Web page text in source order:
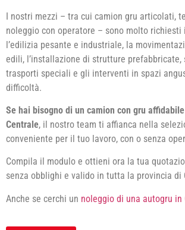
I nostri mezzi – tra cui camion gru articolati,
noleggio con operatore – sono molto richiesti
l’edilizia pesante e industriale, la
edili, l’installazione di strutture prefabbricate,
trasporti speciali e gli interventi in spazi
difficoltà.
Se hai bisogno di un camion con gru
Centrale, il nostro team ti affianca nella
conveniente per il tuo lavoro, con o senza
Compila il modulo e ottieni ora la tua
senza obblighi e valido in tutta la provincia di
Anche se cerchi un noleggio di una autogru in